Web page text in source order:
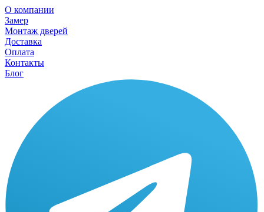
О компании
Замер
Монтаж дверей
Доставка
Оплата
Контакты
Блог